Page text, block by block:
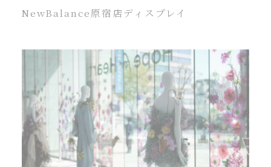
NewBalance原宿店ディスプレイ